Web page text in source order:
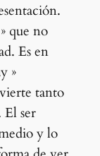
que no
Es en
»
tanto
El ser
y lo